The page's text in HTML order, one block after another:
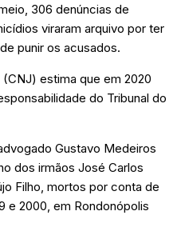
306 denúncias de
viraram arquivo por ter
punir os acusados.
estima que em 2020
do Tribunal do
Gustavo Medeiros
dos irmãos José Carlos
Filho, mortos por conta de
e 2000, em Rondonópolis